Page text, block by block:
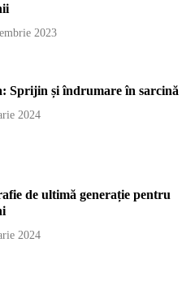
2023
Sprijin și îndrumare în sarcină
2024
de ultimă generație pentru
2024